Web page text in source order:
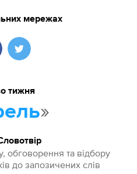
мережах
тижня
»
обговорення та відбору
до запозичених слів